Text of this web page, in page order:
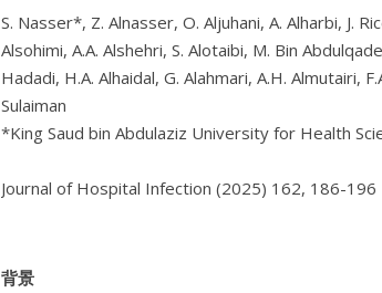
S. Nasser*, Z. Alnasser, O. Aljuhani, A. Alharbi, J.
Alsohimi, A.A. Alshehri, S. Alotaibi, M. Bin
Hadadi, H.A. Alhaidal, G. Alahmari, A.H. Almutairi,
Sulaiman
*King Saud bin Abdulaziz University for Health
背景